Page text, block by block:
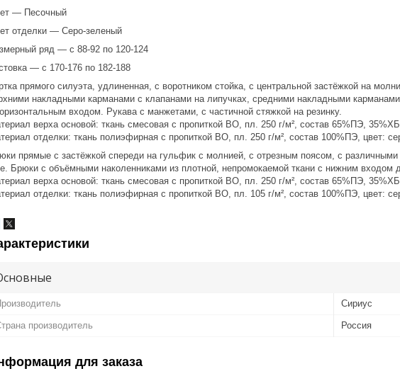
— Песочный
отделки — Серо-зеленый
ряд — с 88-92 по 120-124
— с 170-176 по 182-188
прямого силуэта, удлиненная, с воротником стойка, с центральной застёжкой на
накладными карманами с клапанами на липучках, средними накладными
входом. Рукава с манжетами, с частичной стяжкой на резинку.
верха основой: ткань смесовая с пропиткой ВО, пл. 250 г/м², состав 65%ПЭ,
отделки: ткань полиэфирная с пропиткой ВО, пл. 250 г/м², состав 100%ПЭ, цвет:
прямые с застёжкой спереди на гульфик с молнией, с отрезным поясом, с
Брюки с объёмными наколенниками из плотной, непромокаемой ткани с нижним входом
верха основой: ткань смесовая с пропиткой ВО, пл. 250 г/м², состав 65%ПЭ,
отделки: ткань полиэфирная с пропиткой ВО, пл. 105 г/м², состав 100%ПЭ, цвет:
Сириус
производитель Россия
для заказа